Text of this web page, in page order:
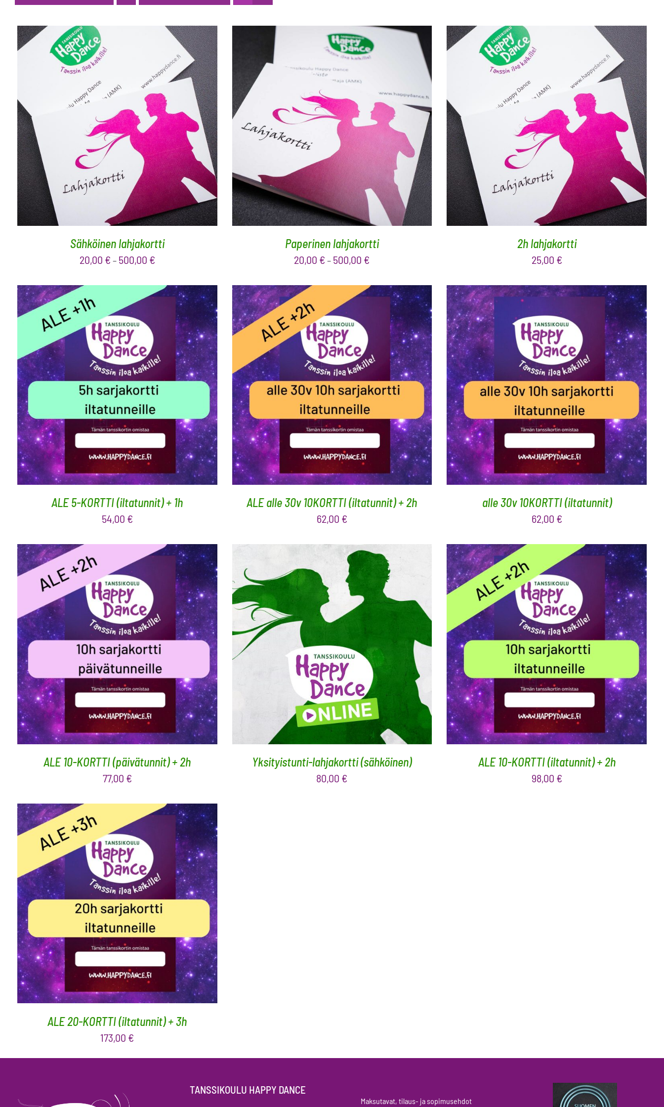
VALITSE ARVO / LISÄTIEDOT
Sähköinen lahjakortti
20,00 € – 500,00 €
VALITSE ARVO / LISÄTIEDOT
Paperinen lahjakortti
20,00 € – 500,00 €
LISÄÄ OSTOSKORIIN / LISÄTIEDOT
2h lahjakortti
25,00 €
LISÄÄ OSTOSKORIIN / LISÄTIEDOT
ALE 5-KORTTI (iltatunnit) + 1h
54,00 €
LISÄÄ OSTOSKORIIN / LISÄTIEDOT
ALE alle 30v 10KORTTI (iltatunnit) + 2h
62,00 €
LISÄÄ OSTOSKORIIN / LISÄTIEDOT
alle 30v 10KORTTI (iltatunnit)
62,00 €
LISÄÄ OSTOSKORIIN / LISÄTIEDOT
ALE 10-KORTTI (päivätunnit) + 2h
77,00 €
VALITSE ARVO / LISÄTIEDOT
Yksityistunti-lahjakortti (sähköinen)
80,00 €
LISÄÄ OSTOSKORIIN / LISÄTIEDOT
ALE 10-KORTTI (iltatunnit) + 2h
98,00 €
LISÄÄ OSTOSKORIIN / LISÄTIEDOT
ALE 20-KORTTI (iltatunnit) + 3h
173,00 €
TANSSIKOULU HAPPY DANCE
Maksutavat, tilaus- ja sopimusehdot